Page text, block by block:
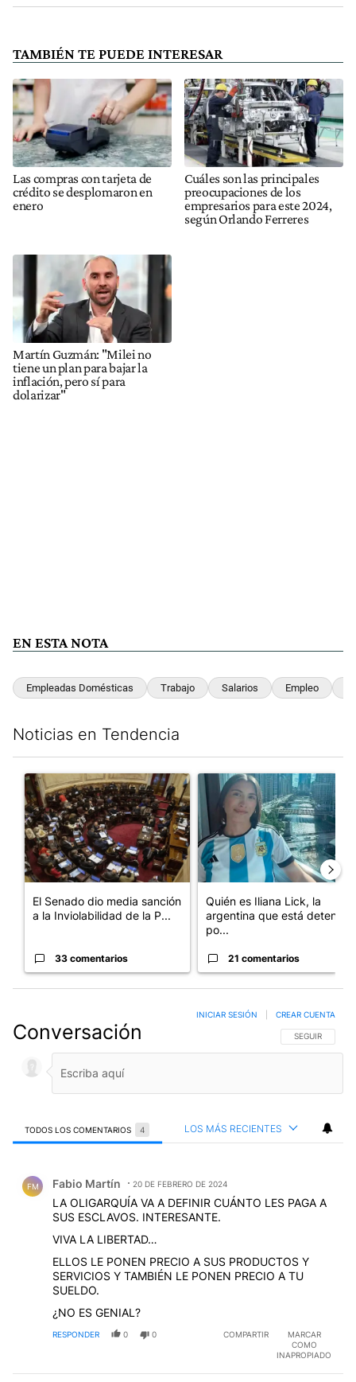
TAMBIÉN TE PUEDE INTERESAR
Las compras con tarjeta de
crédito se desplomaron en
enero
Cuáles son las principales
preocupaciones de los
empresarios para este 2024,
según Orlando Ferreres
Martín Guzmán: "Milei no
tiene un plan para bajar la
inflación, pero sí para
dolarizar"
EN ESTA NOTA
Empleadas Domésticas Trabajo Salarios Empleo
Noticias en Tendencia
Un artículo de tendencia con el título "El Senado dio media
El Senado dio media sanción
a la Inviolabilidad de la P...
33 comentarios
Un artículo de tendencia con
Quién es Iliana Lick, la
argentina que está detenida
po...
21 comentarios
Conversación SIGA ESTA
SEGUIR
INICIAR SESIÓN CREAR CUENTA
TODOS LOS COMENTARIOS 4 LOS MÁS RECIENTES
FM Fabio Martín 20 DE FEBRERO DE 2024
LA OLIGARQUÍA VA A DEFINIR CUÁNTO LES PAGA A
SUS ESCLAVOS. INTERESANTE.
VIVA LA LIBERTAD…
ELLOS LE PONEN PRECIO A SUS PRODUCTOS Y
SERVICIOS Y TAMBIÉN LE PONEN PRECIO A TU
SUELDO.
¿NO ES GENIAL?
RESPONDER 0 0 COMPARTIR
MARCAR
COMO
INAPROPIADO